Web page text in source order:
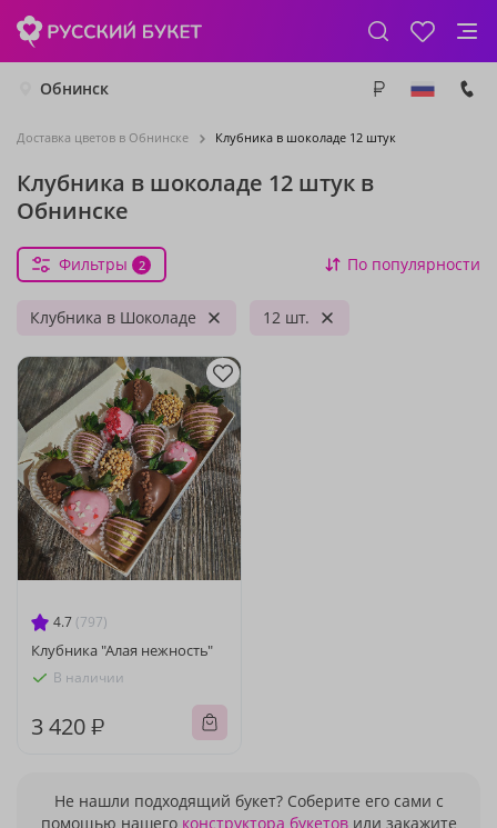
Обнинск
Доставка цветов в Обнинске Клубника в шоколаде 12 штук
Клубника в шоколаде 12 штук в
Обнинске
Фильтры 2 По популярности
Клубника в Шоколаде 12 шт.
4.7 (797)
Клубника "Алая нежность"
В наличии
3 420 ₽
Не нашли подходящий букет? Соберите его сами с
помощью нашего конструктора букетовили закажите